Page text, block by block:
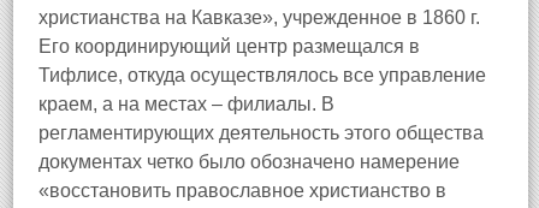
христианства на Кавказе», учрежденное в 1860 г.
Его координирующий центр размещался в
Тифлисе, откуда осуществлялось все управление
краем, а на местах – филиалы. В
регламентирующих деятельность этого общества
документах четко было обозначено намерение
«восстановить православное христианство в